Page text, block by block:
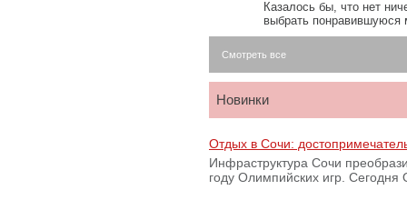
Казалось бы, что нет
выбрать
Смотреть все
Новинки
Отдых в Сочи:
Инфраструктура Сочи
году Олимпийских игр.